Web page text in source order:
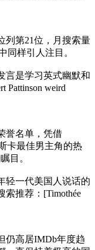
列第21位，月搜索量
同样引人注目。
言是学习英式幽默和
Pattinson weird
誉名单，凭借
卡最佳男主角的热
目。
轻一代美国人说话的
推荐：[Timothée
仍高居IMDb年度趋